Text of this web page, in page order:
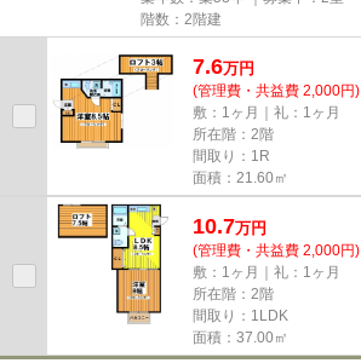
階数：2階建
7.6万円
(管理費・共益費 2,000円)
敷：1ヶ月｜礼：1ヶ月
所在階：2階
間取り：1R
面積：21.60㎡
10.7万円
(管理費・共益費 2,000円)
敷：1ヶ月｜礼：1ヶ月
所在階：2階
間取り：1LDK
面積：37.00㎡